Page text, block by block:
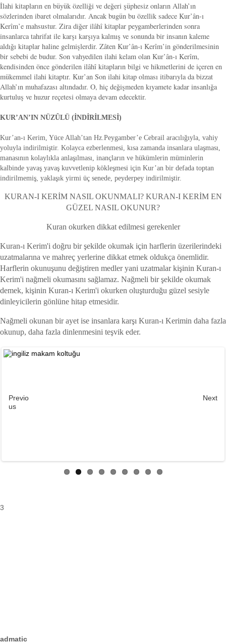
İlahi kitapların en büyük özelliği ve değeri şüphesiz onların Allah’ın
sözlerinden ibaret olmalarıdır. Ancak bugün bu özellik sadece Kur’ân-ı
Kerîm’e mahsustur. Zira diğer ilâhî kitaplar peygamberlerinden sonra
insanlarca tahrifat ile karşı karşıya kalmış ve sonunda bir insanın kaleme
aldığı kitaplar haline gelmişlerdir. Zâten Kur’ân-ı Kerîm’in gönderilmesinin
bir sebebi de budur. Son vahyedilen ilahi kelam olan Kur’ân-ı Kerîm,
kendisinden önce gönderilen ilâhî kitapların bilgi ve hikmetlerini de içeren en
mükemmel ilahi kitaptır. Kur’an Son ilahi kitap olması itibarıyla da bizzat
Allah’ın muhafazası altındadır. O, hiç değişmeden kıyamete kadar insanlığa
kurtuluş ve huzur reçetesi olmaya devam edecektir.
KUR’AN’IN NÜZÛLÜ (İNDİRİLMESİ)
Kur’an-ı Kerim, Yüce Allah’tan Hz.Peygamber’e Cebrail aracılığıyla, vahiy
yoluyla indirilmiştir. Kolayca ezberlenmesi, kısa zamanda insanlara ulaşması,
manasının kolaylıkla anlaşılması, inançların ve hükümlerin müminlerin
kalbinde yavaş yavaş kuvvetlenip kökleşmesi için Kur’an bir defada toptan
indirilmemiş, yaklaşık yirmi üç senede, peyderpey indirilmiştir.
KURAN-I KERİM NASIL OKUNMALI? KURAN-I KERİM EN
GÜZEL NASIL OKUNUR?
Kuran okurken dikkat edilmesi gerekenler
Kuran-ı Kerim'i doğru bir şekilde okumak için harflerin üzerilerindeki
uzatmalarına ve mahreç yerlerine dikkat etmek oldukça önemlidir.
Harflerin okunuşunu değiştiren medler yani uzatmalar kişinin Kuran-ı
Kerim'i nağmeli okumasını sağlamaz. Nağmeli bir şekilde okumak
demek, kişinin Kuran-ı Kerim'i okurken oluşturduğu güzel sesiyle
dinleyicilerin gönlüne hitap etmesidir.
Nağmeli okunan bir ayet ise insanlara karşı Kuran-ı Kerimin daha fazla
okunup, daha fazla dinlenmesini teşvik eder.
Previo
us
Next
3
admatic